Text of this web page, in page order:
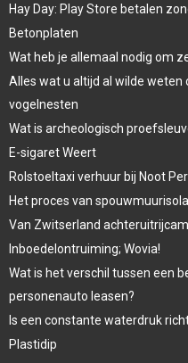
Hay Day: Play Store betalen
Betonplaten
Wat heb je allemaal nodig om
Alles wat u altijd al wilde weten
vogelnesten
Wat is archeologisch
E-sigaret Weert
Rolstoeltaxi verhuur bij Noot
Het proces van
Van Zwitserland
Inboedelontruiming; Wovia!
Wat is het verschil tussen een
personenauto leasen?
Is een constante waterdruk
Plastidip